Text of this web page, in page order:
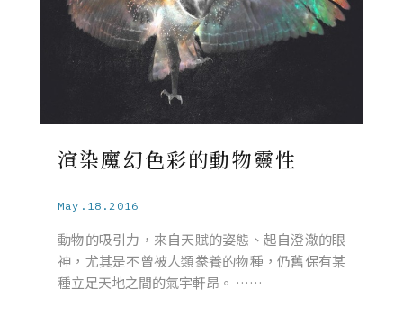
渲染魔幻色彩的動物靈性
May.18.2016
動物的吸引力，來自天賦的姿態、起自澄澈的眼
神，尤其是不曾被人類豢養的物種，仍舊保有某
種立足天地之間的氣宇軒昂。 ……